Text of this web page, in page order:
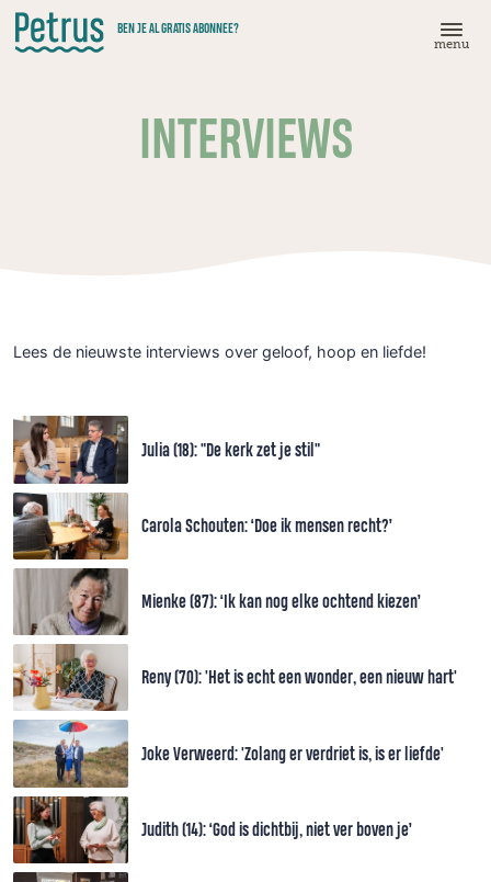
Doorgaan
naar
hoofdinhoud
BEN JE AL GRATIS ABONNEE?
menu
INTERVIEWS
Lees de nieuwste interviews over geloof, hoop en liefde!
Julia (18): "De kerk zet je stil"
Carola Schouten: ‘Doe ik mensen recht?’
Mienke (87): ‘Ik kan nog elke ochtend kiezen’
Reny (70): 'Het is echt een wonder, een nieuw hart'
Joke Verweerd: 'Zolang er verdriet is, is er liefde'
Judith (14): ‘God is dichtbij, niet ver boven je’